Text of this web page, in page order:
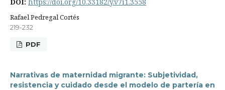
Rafael Pedregal Cortés
219-232
PDF
Narrativas de maternidad migrante: Subjetividad,
resistencia y cuidado desde el modelo de partería en